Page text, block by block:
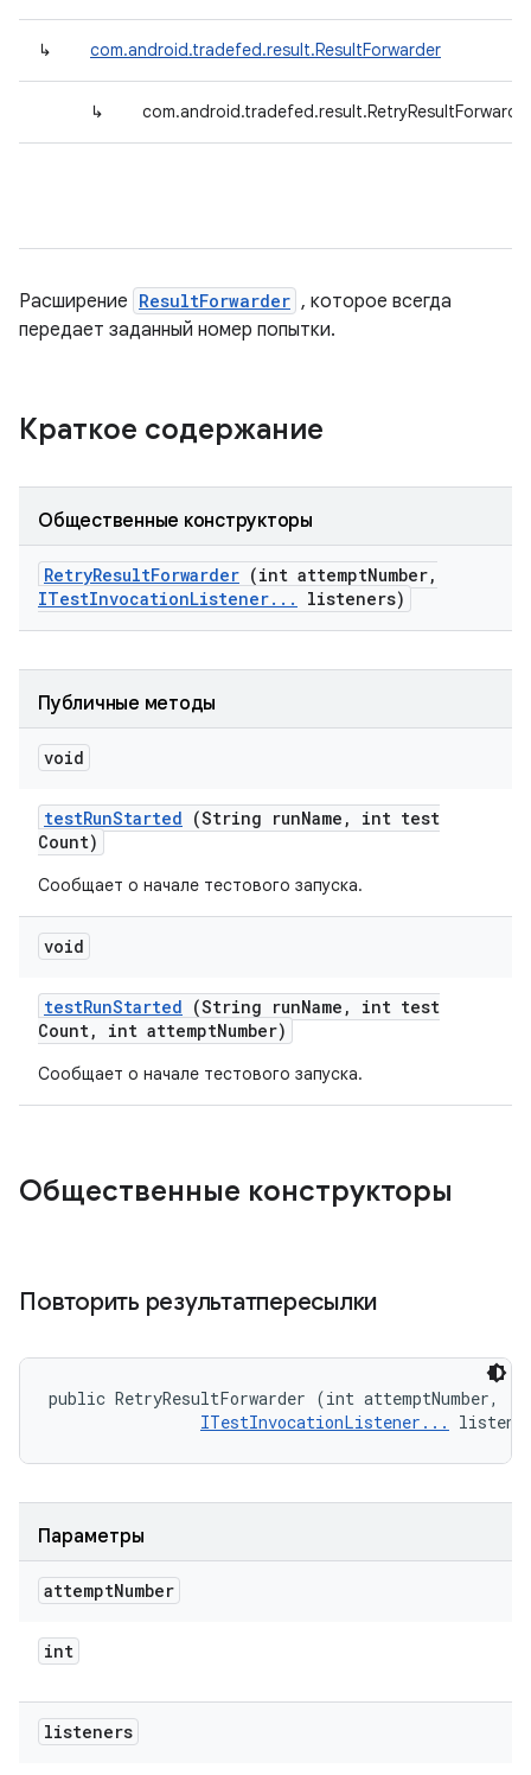
↳ com.android.tradefed.result.ResultForwarder
↳
Расширение ResultForwarder , которое всегда
передает заданный номер попытки.
Краткое содержание
Общественные конструкторы
RetryResultForwarder (int attemptNumber,
ITestInvocationListener. . . listeners)
Публичные методы
void
testRunStarted (String runName ,
int test
Count)
Сообщает о начале тестового запуска.
void
testRunStarted (String runName ,
int test
Count, int attemptNumber)
Сообщает о начале тестового запуска.
Общественные конструкторы
Повторить результатпересылки
public RetryResultForwarder (int attemptNumber,
ITestInvocationListener...
Параметры
attemptNumber
int
listeners